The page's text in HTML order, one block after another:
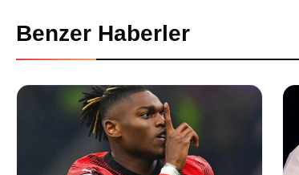
Benzer Haberler